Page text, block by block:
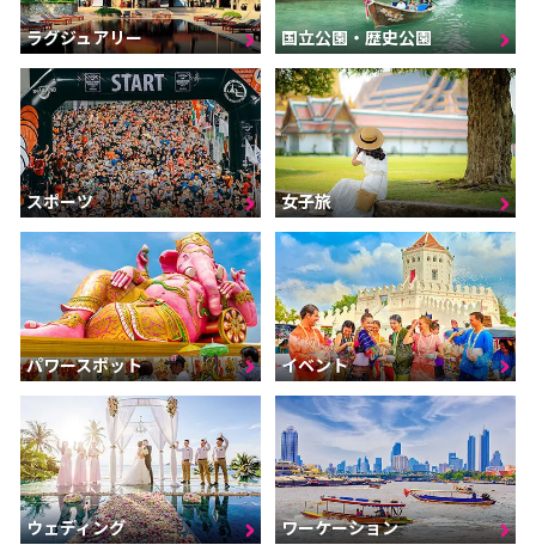
ラグジュアリー 国立公園・歴史公園
スポーツ 女子旅
パワースポット イベント
ウェディング ワーケーション